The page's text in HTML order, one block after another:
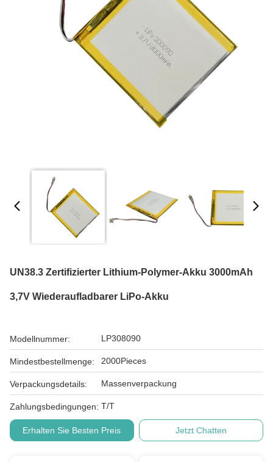
UN38.3 Zertifizierter Lithium-Polymer-Akku 3000mAh
3,7V Wiederaufladbarer LiPo-Akku
Modellnummer: LP308090
Mindestbestellmenge: 2000Pieces
Verpackungsdetails: Massenverpackung
Zahlungsbedingungen: T/T
Erhalten Sie Besten Preis Jetzt Chatten